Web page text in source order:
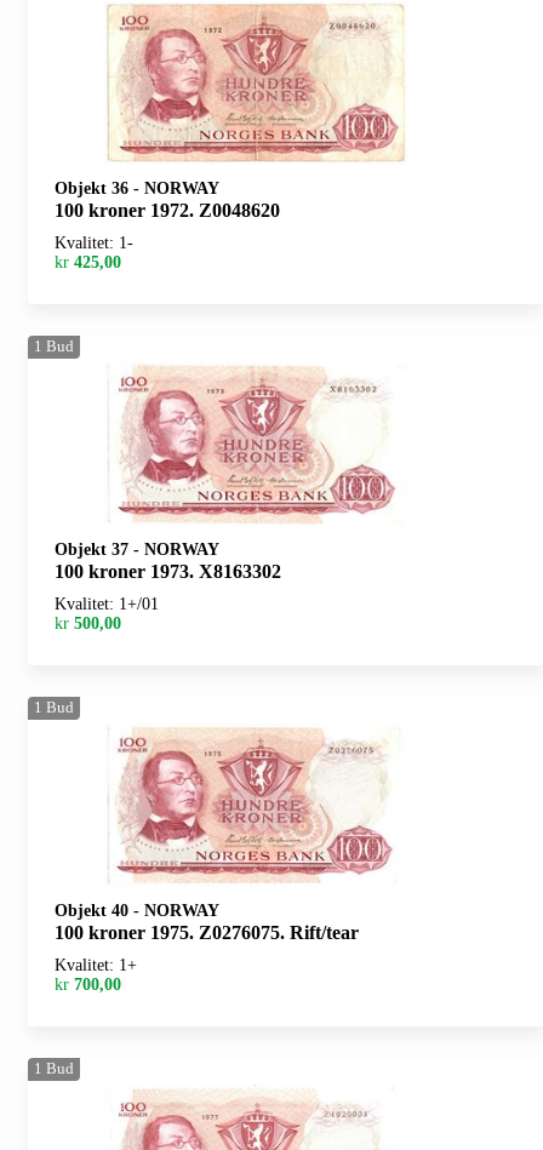
Objekt 36 - NORWAY
100 kroner 1972. Z0048620
Kvalitet: 1-
kr 425,00
1 Bud
Objekt 37 - NORWAY
100 kroner 1973. X8163302
Kvalitet: 1+/01
kr 500,00
1 Bud
Objekt 40 - NORWAY
100 kroner 1975. Z0276075. Rift/tear
Kvalitet: 1+
kr 700,00
1 Bud